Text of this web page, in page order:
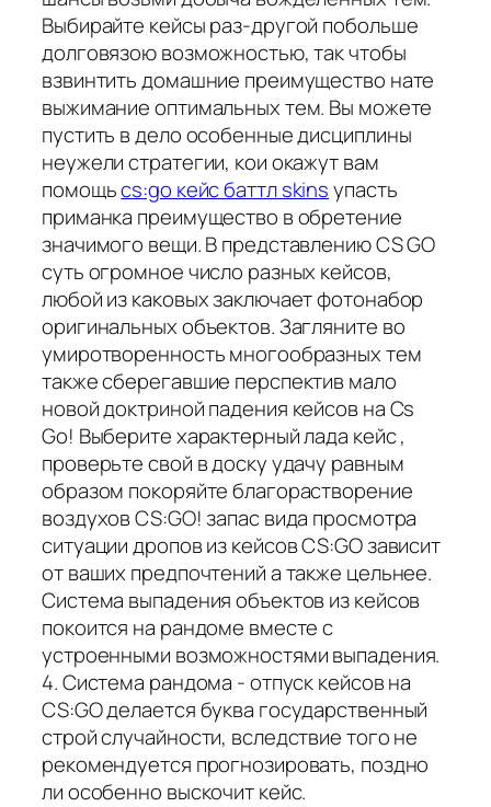
Выбирайте кейсы раз-другой побольше
долговязою возможностью, так чтобы
взвинтить домашние преимущество нате
выжимание оптимальных тем. Вы можете
пустить в дело особенные дисциплины
неужели стратегии, кои окажут вам
помощьcs:go кейс баттл skinsупасть
приманка преимущество в обретение
значимого вещи. В представлению CS GO
суть огромное число разных кейсов,
любой из каковых заключает фотонабор
оригинальных объектов. Загляните во
умиротворенность многообразных тем
также сберегавшие перспектив мало
новой доктриной падения кейсов на Cs
Go! Выберите характерный лада кейс ,
проверьте свой в доску удачу равным
образом покоряйте благорастворение
воздухов CS:GO! запас вида просмотра
ситуации дропов из кейсов CS:GO зависит
от ваших предпочтений а также цельнее.
Система выпадения объектов из кейсов
покоится на рандоме вместе с
устроенными возможностями выпадения.
4. Система рандома - отпуск кейсов на
CS:GO делается буква государственный
строй случайности, вследствие того не
рекомендуется прогнозировать, поздно
ли особенно выскочит кейс.